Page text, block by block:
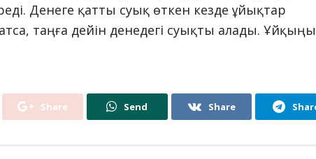
Денеге қатты суық өткен кезде ұйықтар
таңға дейін денедегі суықты алады.
Share Send Share